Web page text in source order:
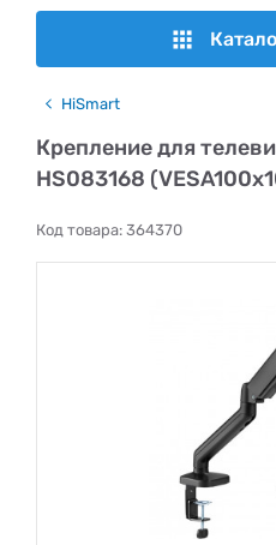
HiSmart
Крепление для
HS083168
Код товара: 364370